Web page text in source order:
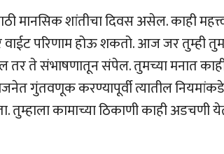
मानसिक शांतीचा दिवस असेल. काही
वाईट परिणाम होऊ शकतो. आज जर तुम्ही
तर ते संभाषणातून संपेल. तुमच्या मनात
गुंतवणूक करण्यापूर्वी त्यातील नियमांकडे
तुम्हाला कामाच्या ठिकाणी काही अडचणी